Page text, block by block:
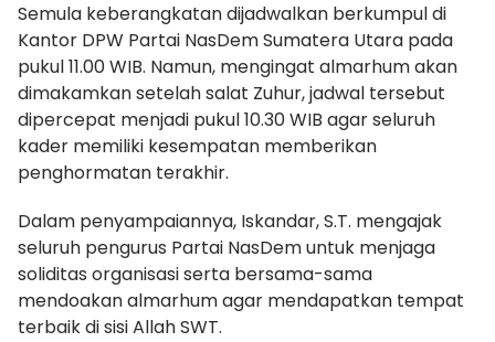
Semula keberangkatan dijadwalkan berkumpul di
Kantor DPW Partai NasDem Sumatera Utara pada
pukul 11.00 WIB. Namun, mengingat almarhum akan
dimakamkan setelah salat Zuhur, jadwal tersebut
dipercepat menjadi pukul 10.30 WIB agar seluruh
kader memiliki kesempatan memberikan
penghormatan terakhir.
Dalam penyampaiannya, Iskandar, S.T. mengajak
seluruh pengurus Partai NasDem untuk menjaga
soliditas organisasi serta bersama-sama
mendoakan almarhum agar mendapatkan tempat
terbaik di sisi Allah SWT.